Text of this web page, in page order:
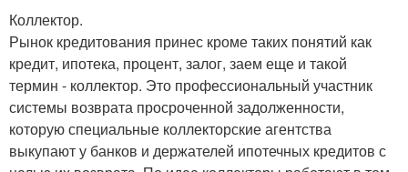
Коллектор.
Рынок кредитования принес кроме таких понятий как
кредит, ипотека, процент, залог, заем еще и такой
термин - коллектор. Это профессиональный участник
системы возврата просроченной задолженности,
которую специальные коллекторские агентства
выкупают у банков и держателей ипотечных кредитов с